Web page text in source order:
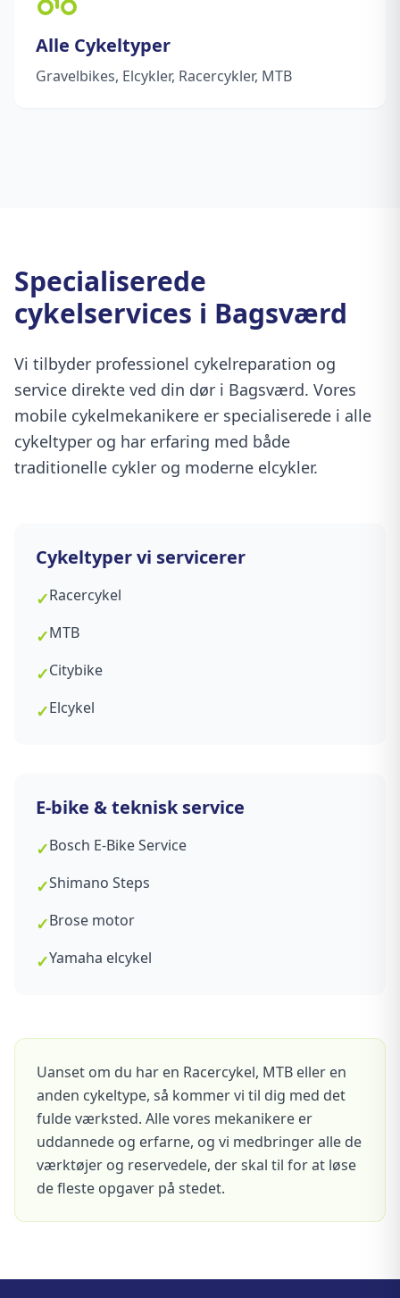
Alle Cykeltyper
Gravelbikes, Elcykler, Racercykler, MTB
Specialiserede
cykelservices i Bagsværd
Vi tilbyder professionel cykelreparation og
service direkte ved din dør i Bagsværd. Vores
mobile cykelmekanikere er specialiserede i alle
cykeltyper og har erfaring med både
traditionelle cykler og moderne elcykler.
Cykeltyper vi servicerer
✓Racercykel
✓MTB
✓Citybike
✓Elcykel
E-bike & teknisk service
✓Bosch E-Bike Service
✓Shimano Steps
✓Brose motor
✓Yamaha elcykel
Uanset om du har en Racercykel, MTB eller en
anden cykeltype, så kommer vi til dig med det
fulde værksted. Alle vores mekanikere er
uddannede og erfarne, og vi medbringer alle de
værktøjer og reservedele, der skal til for at løse
de fleste opgaver på stedet.